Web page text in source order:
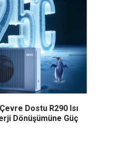
Dostu R290 Isı
Dönüşümüne Güç